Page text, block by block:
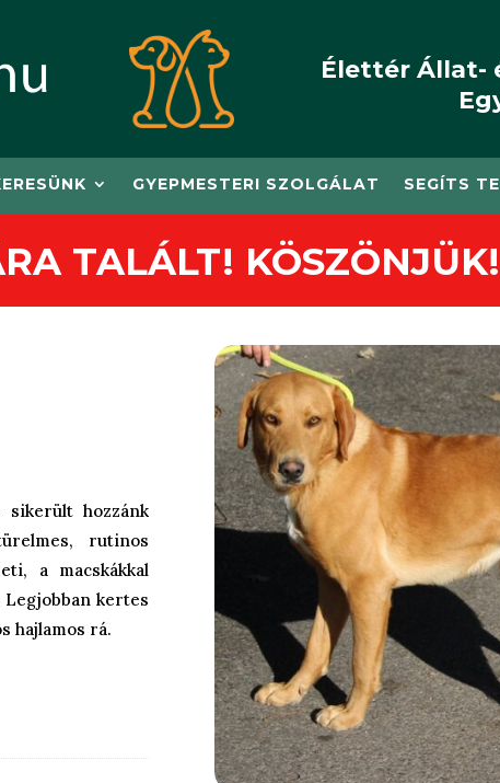
Élettér Állat-
GYEPMESTERI SZOLGÁLAT SEGÍTS
TALÁLT! KÖSZÖNJÜK!
hozzánk
rutinos
a macskákkal
Legjobban kertes
hajlamos rá.